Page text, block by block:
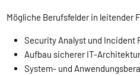
Mögliche Berufsfelder in leitender
Security Analyst und Incident
Aufbau sicherer IT-
System- und